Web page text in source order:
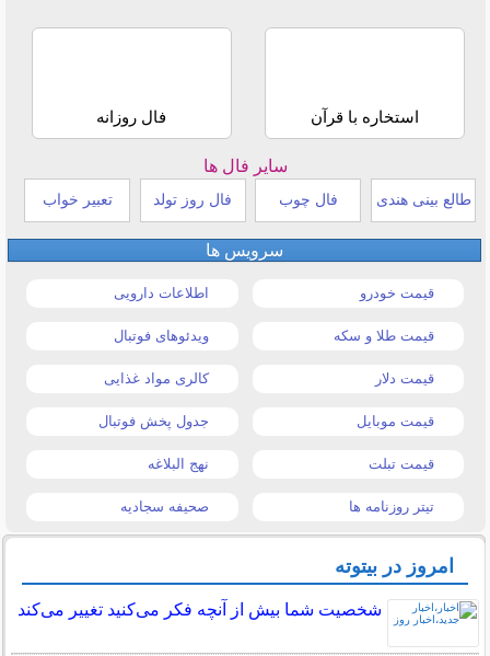
استخاره با قرآن فال روزانه
سایر فال ها
طالع بینی هندی فال چوب فال روز تولد تعبیر خواب
سرویس ها
قیمت خودرو اطلاعات دارویی
قیمت طلا و سکه ویدئوهای فوتبال
قیمت دلار کالری مواد غذایی
قیمت موبایل جدول پخش فوتبال
قیمت تبلت نهج البلاغه
تیتر روزنامه ها صحیفه سجادیه
امروز در بیتوته
شخصیت شما بیش از آنچه فکر می‌کنید تغییر می‌کند